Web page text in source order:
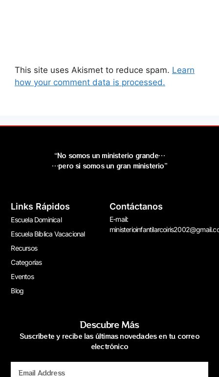
This site uses Akismet to reduce spam. Learn
how your comment data is processed.
“No somos un ministerio grande…
…pero si somos un gran ministerio”
Links Rápidos
Escuela Dominical
Escuela Bíblica Vacacional
Recursos
Categorías
Eventos
Blog
Contáctanos
E-mail:
Descubre Más
Suscríbete y recibe las últimas novedades en tu correo
electrónico